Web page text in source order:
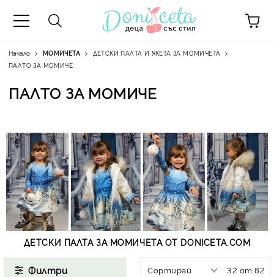
Начало МОМИЧЕТА
ДЕТСКИ ПАЛТА И ЯКЕТА ЗА МОМИЧЕТА
ПАЛТО ЗА МОМИЧЕ
ПАЛТО ЗА МОМИЧЕ
ДЕТСКИ ПАЛТА ЗА МОМИЧЕТА ОТ DONICETA.COM
Филтри